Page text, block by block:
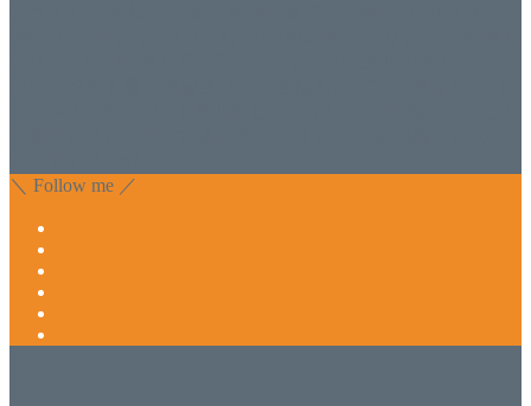
＼ Follow me ／